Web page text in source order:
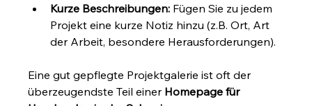
Kurze Beschreibungen: Fügen Sie zu jedem
Projekt eine kurze Notiz hinzu (z.B. Ort, Art
der Arbeit, besondere Herausforderungen).
Eine gut gepflegte Projektgalerie ist oft der
überzeugendste Teil einer Homepage für